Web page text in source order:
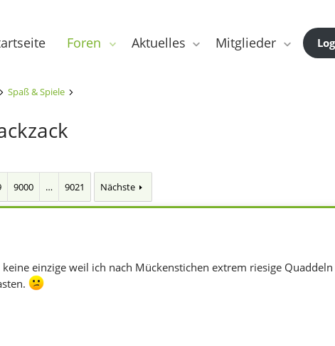
Foren Aktuelles Mitglieder
Spaß & Spiele
9000 … 9021 Nächste
keine einzige weil ich nach Mückenstichen extrem riesige